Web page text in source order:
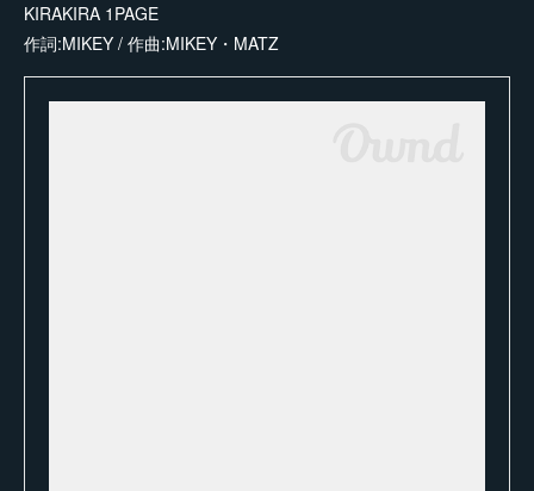
KIRAKIRA 1PAGE
作詞:MIKEY / 作曲:MIKEY・MATZ